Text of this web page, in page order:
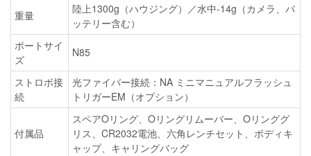
重量
陸上1300g（ハウジング）／水中-14g（カメラ、バ
ッテリー含む）
ポートサイ
ズ
N85
ストロボ接
続
光ファイバー接続：NA ミニマニュアルフラッシュ
トリガーEM（オプション）
付属品
スペアOリング、Oリングリムーバー、Oリンググ
リス、CR2032電池、六角レンチセット、ボディキ
ャップ、キャリングバッグ